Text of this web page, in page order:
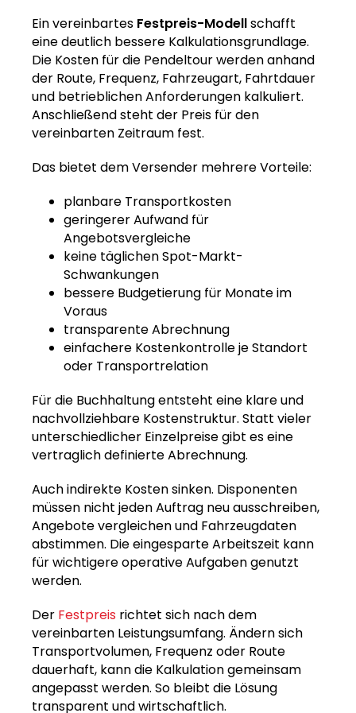
Ein vereinbartes Festpreis-Modellschafft
eine deutlich bessere Kalkulationsgrundlage.
Die Kosten für die Pendeltour werden anhand
der Route, Frequenz, Fahrzeugart, Fahrtdauer
und betrieblichen Anforderungen kalkuliert.
Anschließend steht der Preis für den
vereinbarten Zeitraum fest.
Das bietet dem Versender mehrere Vorteile:
planbare Transportkosten
geringerer Aufwand für
Angebotsvergleiche
keine täglichen Spot-Markt-
Schwankungen
bessere Budgetierung für Monate im
Voraus
transparente Abrechnung
einfachere Kostenkontrolle je Standort
oder Transportrelation
Für die Buchhaltung entsteht eine klare und
nachvollziehbare Kostenstruktur. Statt vieler
unterschiedlicher Einzelpreise gibt es eine
vertraglich definierte Abrechnung.
Auch indirekte Kosten sinken. Disponenten
müssen nicht jeden Auftrag neu ausschreiben,
Angebote vergleichen und Fahrzeugdaten
abstimmen. Die eingesparte Arbeitszeit kann
für wichtigere operative Aufgaben genutzt
werden.
Der Festpreis richtet sich nach dem
vereinbarten Leistungsumfang. Ändern sich
Transportvolumen, Frequenz oder Route
dauerhaft, kann die Kalkulation gemeinsam
angepasst werden. So bleibt die Lösung
transparent und wirtschaftlich.